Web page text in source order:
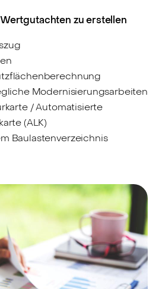
zu erstellen
Modernisierungsarbeiten
/ Automatisierte
(ALK)
Baulastenverzeichnis